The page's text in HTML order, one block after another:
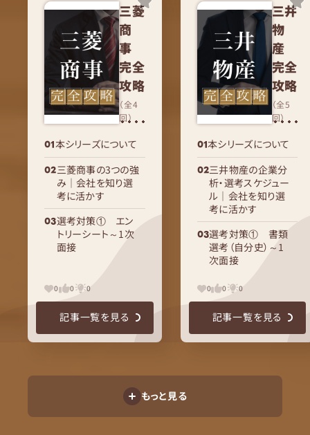
三菱
商
事
完全
攻略
（全4
回）
本シリーズについて
三菱商事の3つの強
み｜会社を知り選
考に活かす
選考対策① エン
トリーシート～1次
面接
0 0 0
記事一覧を見る
三井
物
産
完全
攻略
（全5
回）
本シリーズについて
三井物産の企業分
析・選考スケジュー
ル｜会社を知り選
考に活かす
選考対策① 書類
選考（自分史）～1
次面接
0 0 0
記事一覧を見る
もっと見る